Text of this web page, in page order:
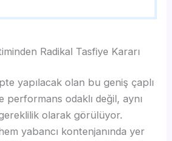
Radikal Tasfiye Kararı
yapılacak olan bu geniş çaplı
performans odaklı değil, aynı
olarak görülüyor.
yabancı kontenjanında yer